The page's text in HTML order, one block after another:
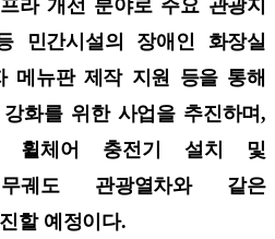
라 개선 분야로 주요 관광지
민간시설의 장애인 화장실
메뉴판 제작 지원 등을 통해
화를 위한 사업을 추진하며,
휠체어 충전기 설치 및
궤도 관광열차와 같은
할 예정이다.